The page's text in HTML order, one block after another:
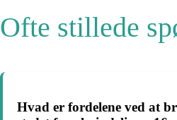
Ofte stillede
Hvad er fordelene ved at